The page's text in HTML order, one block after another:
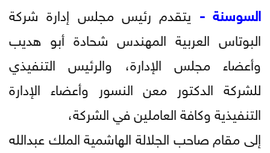
​السوسنة - يتقدم رئيس مجلس إدارة شركة
البوتاس العربية المهندس شحادة أبو هديب
وأعضاء مجلس الإدارة، والرئيس التنفيذي
للشركة الدكتور معن النسور وأعضاء الإدارة
التنفيذية وكافة العاملين في الشركة،
​إلى مقام صاحب الجلالة الهاشمية الملك عبدالله